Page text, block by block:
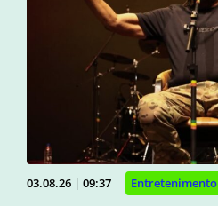
03.08.26 | 09:37 Entretenimento